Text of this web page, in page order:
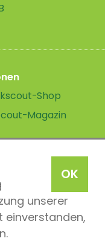
OK
unserer
einverstanden,
Shop
Magazin